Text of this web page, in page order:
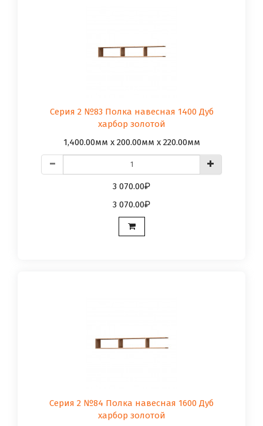
Серия 2 №83 Полка навесная 1400 Дуб
харбор золотой
1,400.00мм x 200.00мм x 220.00мм
3 070.00
3 070.00
Серия 2 №84 Полка навесная 1600 Дуб
харбор золотой